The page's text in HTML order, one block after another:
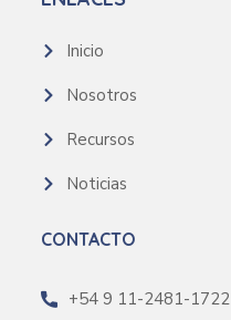
Inicio
Nosotros
Recursos
Noticias
CONTACTO
+54 9 11-2481-1722